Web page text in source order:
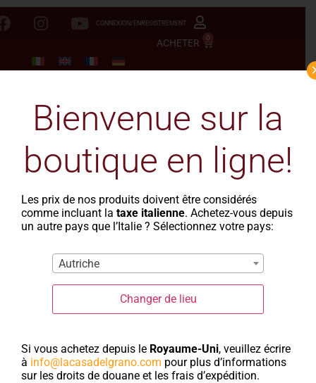
CONNEXION/ENREGISTREMENT
ACHETER 0
-Le Rustiche- Ditali rigati
Bienvenue sur la
boutique en ligne!
Les prix de nos produits doivent être considérés
comme incluant lataxe italienne. Achetez-vous depuis
un autre pays que l’Italie ? Sélectionnez votre pays:
Autriche
Changer de lieu
Si vous achetez depuis le Royaume-Uni, veuillez écrire
à info@lacasadelgrano.com pour plus d’informations
sur les droits de douane et les frais d’expédition.